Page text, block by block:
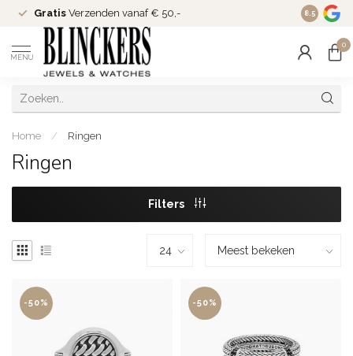
Gratis Verzenden vanaf € 50,- Since
8.5
MENU
0
Home / Ringen
Ringen
Filters
-50% -50%